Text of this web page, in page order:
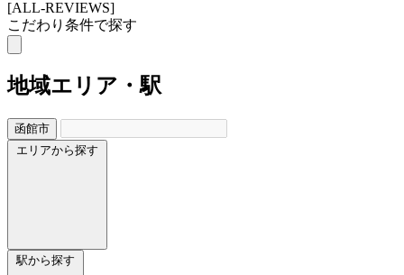
[ALL-REVIEWS]
こだわり条件で探す
地域エリア・駅
函館市
エリアから探す
駅から探す